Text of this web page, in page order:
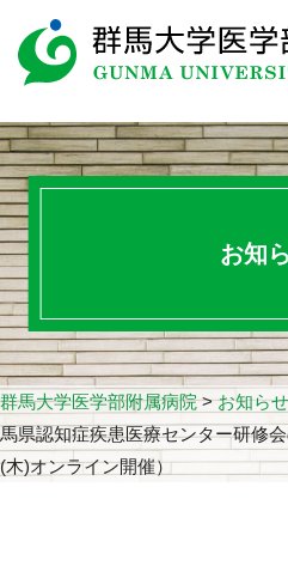
お知
群馬大学医学部附属病院>お知ら
馬県認知症疾患医療センター研修
(木)オンライン開催）